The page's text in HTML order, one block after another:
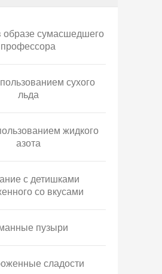
образе сумасшедшего
профессора
сухого
льда
жидкого
азота
с детишками
со вкусами
пузыри
сладости